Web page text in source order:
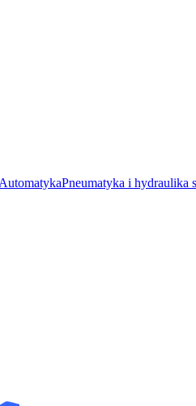
AutomatykaPneumatyka i hydraulika